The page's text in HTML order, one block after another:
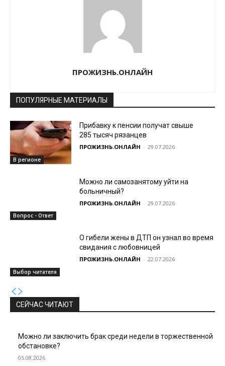
ПРОЖИЗНЬ.ОНЛАЙН
ПОПУЛЯРНЫЕ МАТЕРИАЛЫ
В регионе
Прибавку к пенсии получат свыше
285 тысяч рязанцев
ПРОЖИЗНЬ.ОНЛАЙН - 29.07.2026
Вопрос - Ответ
Можно ли самозанятому уйти на
больничный?
ПРОЖИЗНЬ.ОНЛАЙН - 29.07.2026
Выбор читателя
О гибели жены в ДТП он узнал во время
свидания с любовницей
ПРОЖИЗНЬ.ОНЛАЙН - 22.07.2026
СЕЙЧАС ЧИТАЮТ
Можно ли заключить брак среди недели в торжественной
обстановке?
05.08.2026